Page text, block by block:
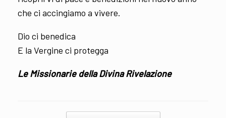
che ci accingiamo a vivere.
Dio ci benedica
E la Vergine ci protegga
Le Missionarie della Divina Rivelazione